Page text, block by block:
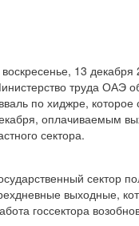
13 декабря
труда ОАЭ
по хиджре, которое
оплачиваемым
сектора.
сектор
выходные,
госсектора